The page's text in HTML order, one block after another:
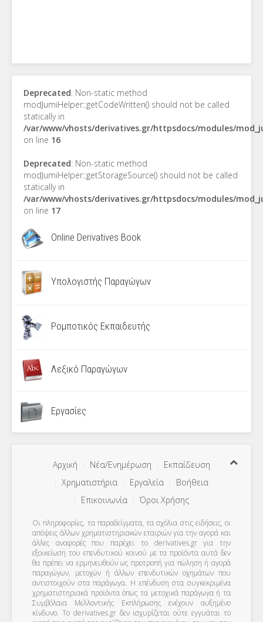
Deprecated: Non-static method
modJumiHelper::getCodeWritten() should not be called
statically in
/var/www/vhosts/derivatives.gr/httpsdocs/modules/
on line 16
Deprecated: Non-static method
modJumiHelper::getStorageSource() should not be called
statically in
/var/www/vhosts/derivatives.gr/httpsdocs/modules/
on line 17
Online Derivatives Book
Υπολογιστής Παραγώγων
Ρομποτικός Εκπαιδευτής
Λεξικό Παραγώγων
Εργασίες
Αρχική Νέα/Ενημέρωση
Εκπαίδευση
Χρηματιστήρια
Εργαλεία
Βοήθεια
Επικοινωνία
Όροι Χρήσης
Οι πληροφορίες, τα παραδείγματα, τα σχόλια στις ειδήσεις, οι
απόψεις άλλων χρηματιστηριακών εταιριών για την αγορά και
άλλες αναφορές που παρέχει το derivatives.gr για την
εξοικείωση του επενδυτικού κοινού με τα προϊόντα αυτά δεν
θα πρέπει να ερμηνευθούν ως προτροπή για πώληση ή αγορά
παραγώγων, μετοχών ή άλλων επενδυτικών οχημάτων που
αντιστοιχούν στα παράγωγα. Η επένδυση στα συγκεκριμένα
χρηματιστηριακά προϊόντα όπως τα μετοχικά παράγωγα ή τα
Συμβόλαια Μελλοντικής Εκπλήρωσης ενέχουν αυξημένο
κίνδυνο. Το derivatives.gr δεν ισχυρίζεται ούτε εγγυάται το